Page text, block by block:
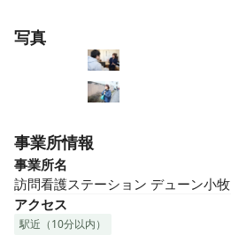
写真
事業所情報
事業所名
訪問看護ステーション デューン小牧
アクセス
駅近（10分以内）